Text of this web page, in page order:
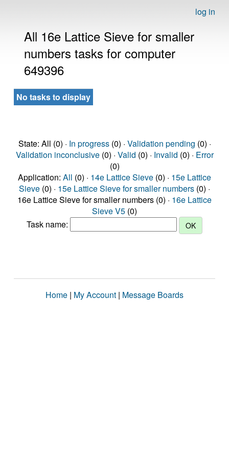
log in
All 16e Lattice Sieve for smaller
numbers tasks for computer
649396
No tasks to display
State: All (0) · In progress(0) · Validation pending (0) ·
Validation inconclusive(0) · Valid (0) · Invalid (0) · Error
(0)
Application: All (0) · 14e Lattice Sieve (0) · 15e Lattice
Sieve (0) · 15e Lattice Sieve for smaller numbers (0) ·
16e Lattice Sieve for smaller numbers (0) · 16e Lattice
Sieve V5 (0)
Task name:
Home | My Account | Message Boards